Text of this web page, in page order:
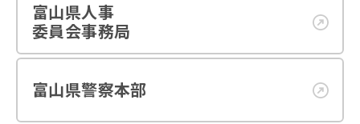
富山県人事
委員会事務局
富山県警察本部